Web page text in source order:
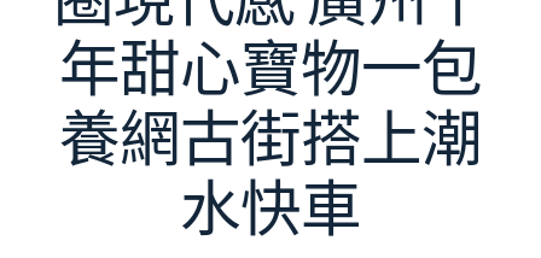
年甜心寶物一包
養網古街搭上潮
水快車